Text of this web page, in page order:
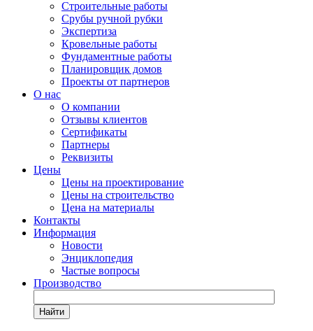
Строительные работы
Срубы ручной рубки
Экспертиза
Кровельные работы
Фундаментные работы
Планировщик домов
Проекты от партнеров
О нас
О компании
Отзывы клиентов
Сертификаты
Партнеры
Реквизиты
Цены
Цены на проектирование
Цены на строительство
Цена на материалы
Контакты
Информация
Новости
Энциклопедия
Частые вопросы
Производство
Найти